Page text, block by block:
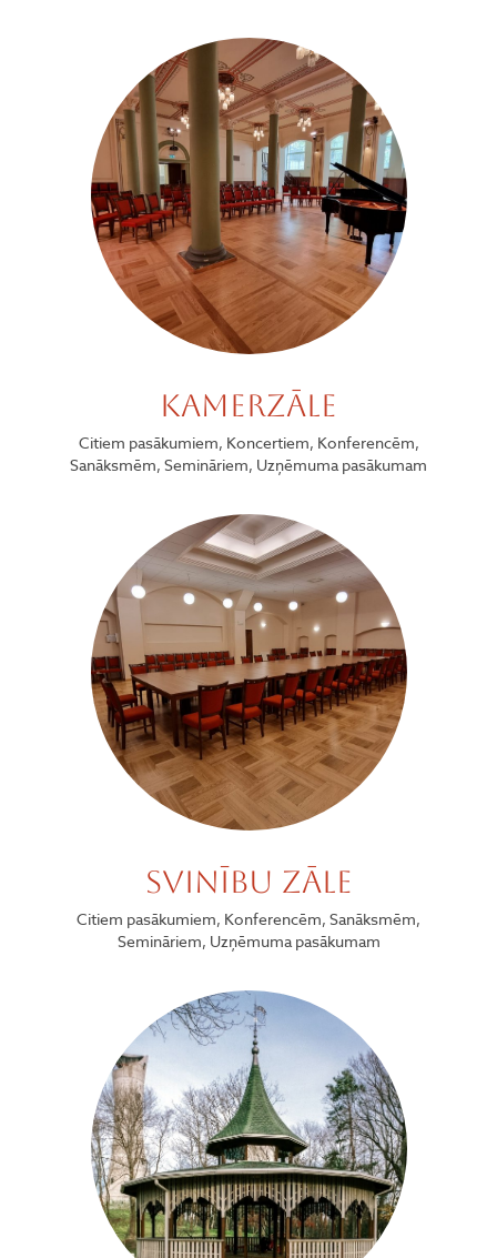
Kamerzāle
Citiem pasākumiem, Koncertiem, Konferencēm,
Sanāksmēm, Semināriem, Uzņēmuma pasākumam
Svinību zāle
Citiem pasākumiem, Konferencēm, Sanāksmēm,
Semināriem, Uzņēmuma pasākumam